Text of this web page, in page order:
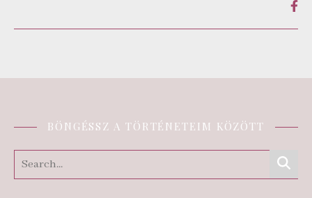
BÖNGÉSSZ A TÖRTÉNETEIM KÖZÖTT